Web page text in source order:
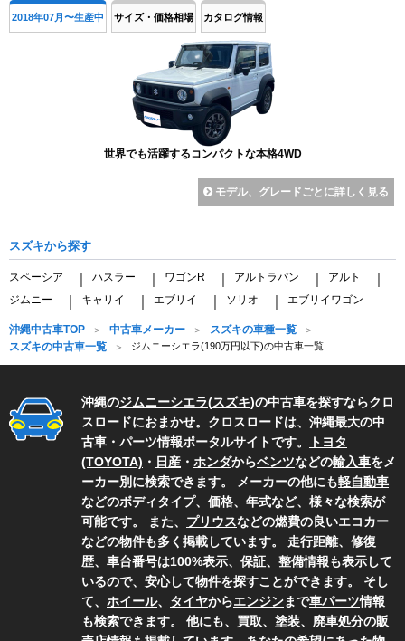
2018年07月〜生産中 サイズ・価格相場 カタログ情報
世界でも活躍するコンパクトな本格4WD
モデル、グレードごとに詳しく見る
スズキから探す
スペーシア ハスラー ワゴンR アルトラパン アルト
ジムニー キャリイ エブリイ ソリオ エブリイワゴン
沖縄中古車TOP 中古車メーカー
スズキの車種一覧
スズキの中古車一覧
ジムニーシエラ(190万円以下)の中古車一覧
沖縄のジムニーシエラ(スズキ)の中古車を探すならクロ
スロードにおまかせ。クロスロードは、沖縄最大の中
古車・パーツ情報ポータルサイトです。
トヨタ
(TOYOTA) ・ 日産 ・ ホンダからベンツなどの輸入車をメ
ーカー別に検索できます。 メーカーの他にも軽自動車
などのボディタイプ、価格、年式など、様々な検索が
可能です。 また、 プリウスなどの燃費の良いエコカー
などの物件も多く掲載しています。 走行距離、修復
歴、車台番号は100%表示、保証、整備情報も表示して
いるので、安心して物件を探すことができます。 そし
て、 ホイール、 タイヤからエンジンまで車パーツ情報
も検索できます。 他にも、買取、塗装、廃車処分の販